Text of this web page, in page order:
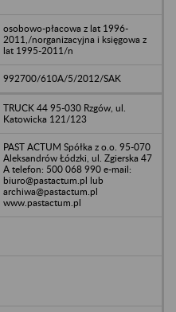
osobowo-płacowa z lat 1996-
2011,/norganizacyjna i księgowa z
lat 1995-2011/n
992700/610A/5/2012/SAK
TRUCK 44 95-030 Rzgów, ul.
Katowicka 121/123
PAST ACTUM Spółka z o.o. 95-070
Aleksandrów Łódzki, ul. Zgierska 47
A telefon: 500 068 990 e-mail:
biuro@pastactum.pl lub
archiwa@pastactum.pl
www.pastactum.pl